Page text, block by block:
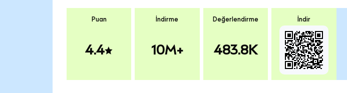
Puan
4.4
İndirme
10M+
Değerlendirme
483.8K
İndir